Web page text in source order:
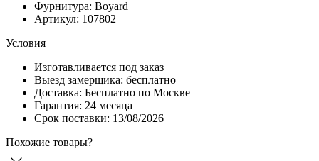
Фурнитура: Boyard
Артикул: 107802
Условия
Изготавливается под заказ
Выезд замерщика: бесплатно
Доставка: Бесплатно по Москве
Гарантия: 24 месяца
Срок поставки: 13/08/2026
Похожие товары?